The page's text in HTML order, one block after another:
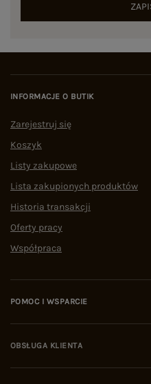
INFORMACJE O BUTIK
Zarejestruj się
Koszyk
Listy zakupowe
Lista zakupionych produktów
Historia transakcji
Oferty pracy
Współpraca
POMOC I WSPARCIE
OBSŁUGA KLIENTA